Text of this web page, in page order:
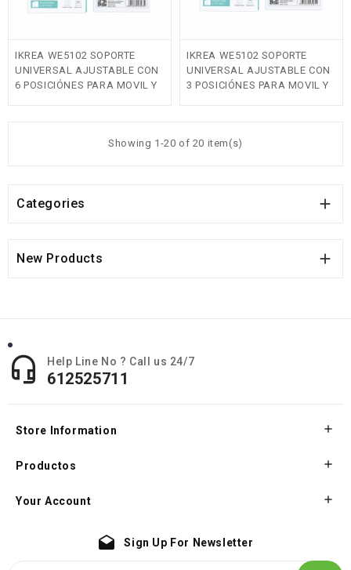
IKREA WE5102 SOPORTE
UNIVERSAL AJUSTABLE CON
6 POSICIÓNES PARA MOVIL Y
IKREA WE5102 SOPORTE
UNIVERSAL AJUSTABLE CON
3 POSICIÓNES PARA MOVIL Y
Showing 1-20 of 20 item(s)
Categories 
New Products 
 Help Line No ? Call us 24/7
612525711
Store Information 
Productos 
Your Account 
drafts Sign Up For Newsletter